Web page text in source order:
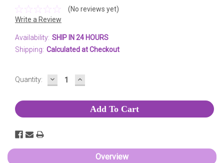
(No reviews yet)
Write a Review
Availability: SHIP IN 24 HOURS
Shipping: Calculated at Checkout
Current
Quantity: DECREASE
QUANTITY:
INCREASE
QUANTITY:
Overview